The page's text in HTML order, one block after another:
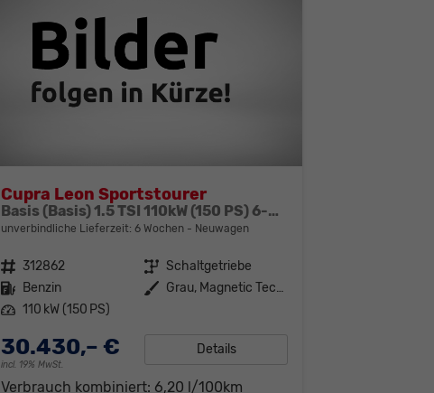
Cupra Leon Sportstourer
Basis (Basis) 1.5 TSI 110kW (150 PS) 6-Gang Schaltgetriebe
unverbindliche Lieferzeit:6 Wochen Neuwagen
Fahrzeugnr. 312862 Getriebe Schaltgetriebe
Kraftstoff Benzin Außenfarbe
Grau, Magnetic Tech" (S7)"
Leistung 110 kW (150 PS)
30.430,– €
incl. 19% MwSt.
Details
Verbrauch kombiniert: 6,20 l/100km